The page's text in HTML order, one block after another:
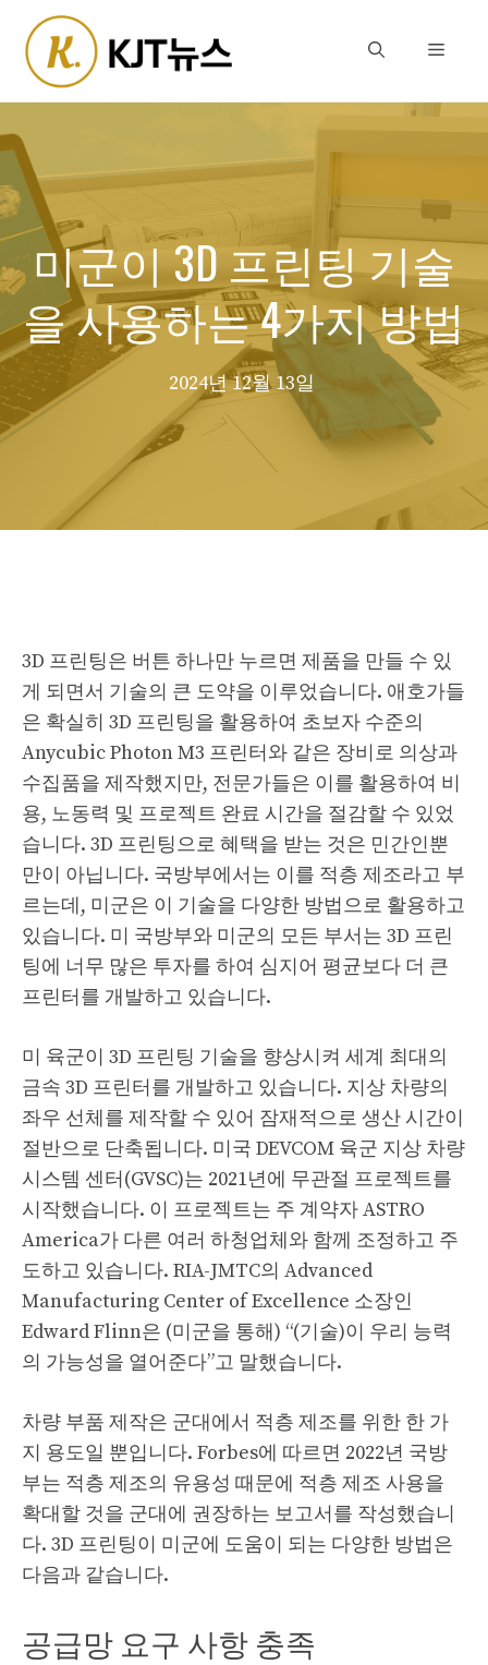
content
Menu
미군이 3D 프린팅 기술
을 사용하는 4가지 방법
2024년 12월 13일
3D 프린팅은 버튼 하나만 누르면 제품을 만들 수 있
게 되면서 기술의 큰 도약을 이루었습니다. 애호가들
은 확실히 3D 프린팅을 활용하여 초보자 수준의
Anycubic Photon M3 프린터와 같은 장비로 의상과
수집품을 제작했지만, 전문가들은 이를 활용하여 비
용, 노동력 및 프로젝트 완료 시간을 절감할 수 있었
습니다. 3D 프린팅으로 혜택을 받는 것은 민간인뿐
만이 아닙니다. 국방부에서는 이를 적층 제조라고 부
르는데, 미군은 이 기술을 다양한 방법으로 활용하고
있습니다. 미 국방부와 미군의 모든 부서는 3D 프린
팅에 너무 많은 투자를 하여 심지어 평균보다 더 큰
프린터를 개발하고 있습니다.
미 육군이 3D 프린팅 기술을 향상시켜 세계 최대의
금속 3D 프린터를 개발하고 있습니다. 지상 차량의
좌우 선체를 제작할 수 있어 잠재적으로 생산 시간이
절반으로 단축됩니다. 미국 DEVCOM 육군 지상 차량
시스템 센터(GVSC)는 2021년에 무관절 프로젝트를
시작했습니다. 이 프로젝트는 주 계약자 ASTRO
America가 다른 여러 하청업체와 함께 조정하고 주
도하고 있습니다. RIA-JMTC의 Advanced
Manufacturing Center of Excellence 소장인
Edward Flinn은 (미군을 통해) “(기술)이 우리 능력
의 가능성을 열어준다”고 말했습니다.
차량 부품 제작은 군대에서 적층 제조를 위한 한 가
지 용도일 뿐입니다. Forbes에 따르면 2022년 국방
부는 적층 제조의 유용성 때문에 적층 제조 사용을
확대할 것을 군대에 권장하는 보고서를 작성했습니
다. 3D 프린팅이 미군에 도움이 되는 다양한 방법은
다음과 같습니다.
공급망 요구 사항 충족